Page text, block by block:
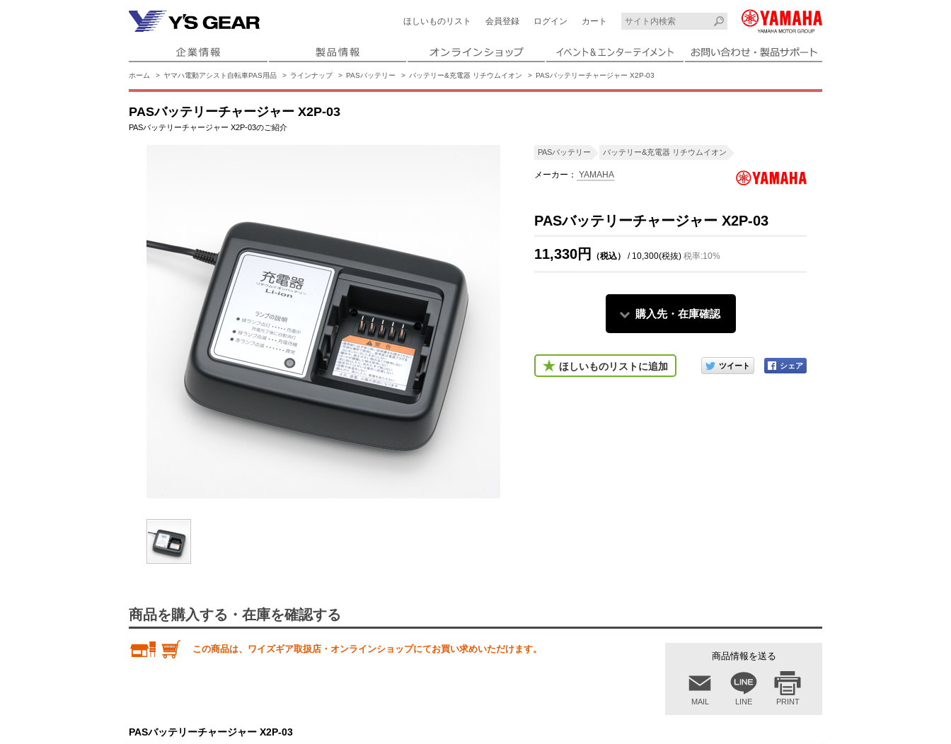
ほしいもの リスト 会員登録 ログイン カート
ホーム ヤマハ電動アシスト自転車PAS用品 ラインナップ PASバッテリー バッテリー&充電器 リチウムイオン PASバッテリーチャージャー X2P-03
PASバッテリーチャージャー X2P-03
PASバッテリーチャージャー X2P-03のご紹介
PASバッテリー バッテリー&充電器 リチウムイオン
メーカー： YAMAHA
PASバッテリーチャージャー X2P-03
11,330円 （税込） / 10,300(税抜) 税率:10%
購入先・在庫確認
ほしいものリストに追加
このアイテムをシェアする
商品を購入する・在庫を確認する
商品情報を送る
MAIL LINE PRINT
この商品は、ワイズギア取扱店・オンラインショップにてお買い求めいただけます。
PASバッテリーチャージャー X2P-03